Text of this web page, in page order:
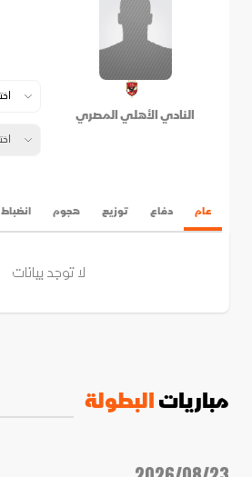
النادي الأهلي المصري
عام دفاع توزيع هجوم انضباط
لا توجد بيانات
مبارياتالبطولة